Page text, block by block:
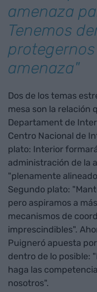
amenaza
Tenemos
amenaza"
Dos de los temas
mesa son la relación
Departament de
Centro Nacional de
plato: Interior
administración de la
"plenamente
Segundo plato:
pero aspiramos a
mecanismos de
imprescindibles".
Puigneró apuesta
dentro de lo posible:
haga las
nosotros".